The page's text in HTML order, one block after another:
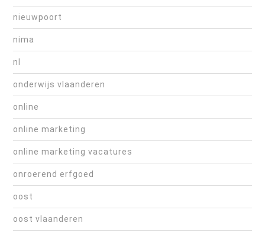
nieuwpoort
nima
nl
onderwijs vlaanderen
online
online marketing
online marketing vacatures
onroerend erfgoed
oost
oost vlaanderen